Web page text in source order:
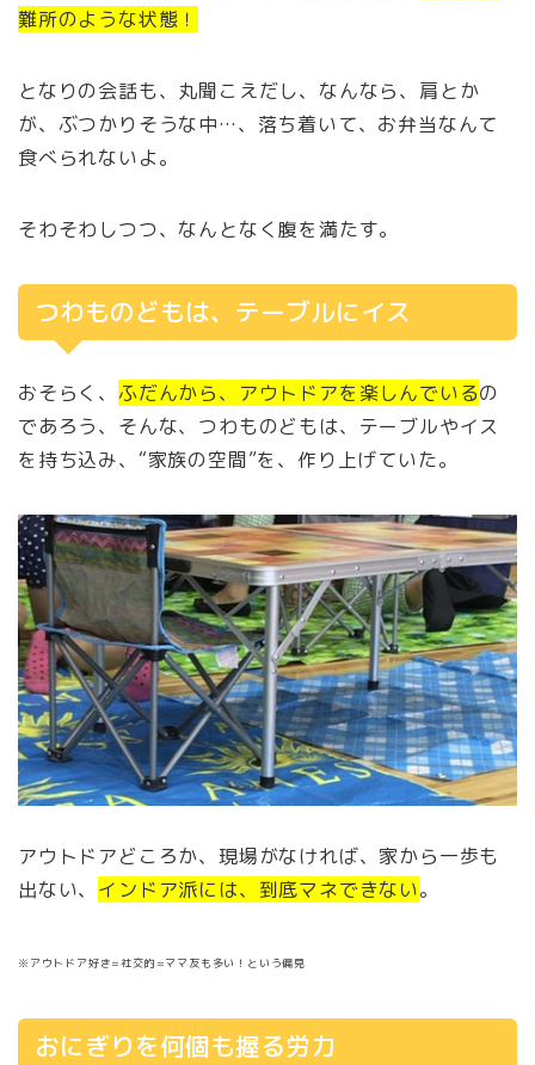
難所のような状態！
となりの会話も、丸聞こえだし、なんなら、肩とか
が、ぶつかりそうな中…、落ち着いて、お弁当なんて
食べられないよ。
そわそわしつつ、なんとなく腹を満たす。
つわものどもは、テーブルにイス
おそらく、 ふだんから、アウトドアを楽しんでいるの
であろう、そんな、つわものどもは、テーブルやイス
を持ち込み、“家族の空間”を、作り上げていた。
アウトドアどころか、現場がなければ、家から一歩も
出ない、 インドア派には、到底マネできない。
※アウトドア好き=社交的=ママ友も多い！という偏見
おにぎりを何個も握る労力